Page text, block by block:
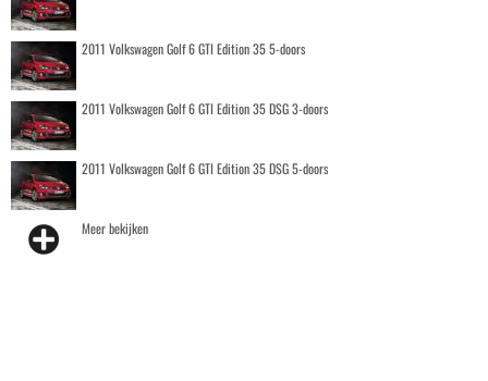
2011 Volkswagen Golf 6 GTI Edition 35 5-doors
2011 Volkswagen Golf 6 GTI Edition 35 DSG 3-doors
2011 Volkswagen Golf 6 GTI Edition 35 DSG 5-doors
Meer bekijken